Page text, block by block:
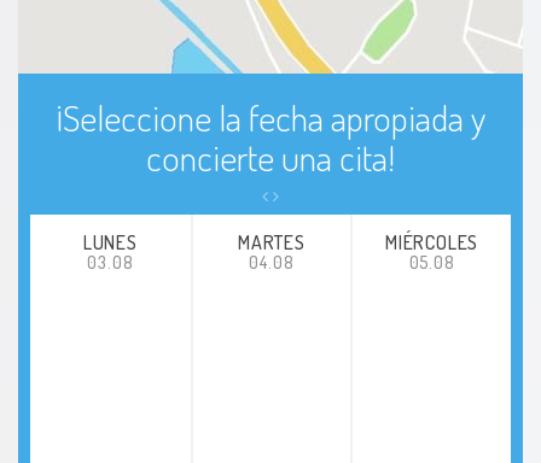
¡Seleccione la fecha apropiada y
concierte una cita!
LUNES
03.08
MARTES
04.08
MIÉRCOLES
05.08